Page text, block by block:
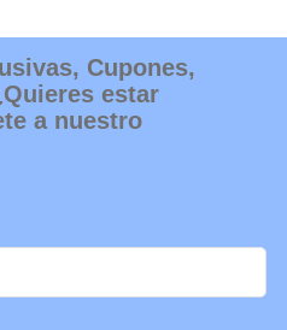
Cupones,
estar
a nuestro